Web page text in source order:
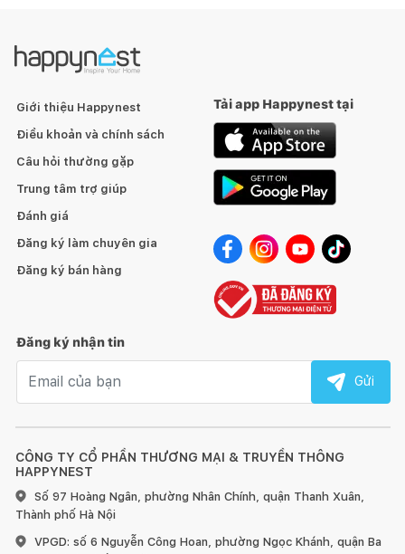
CÔNG TY CỔ PHẦN THƯƠNG MẠI & TRUYỀN THÔNG
HAPPYNEST
Số 97 Hoàng Ngân, phường Nhân Chính, quận Thanh Xuân,
Thành phố Hà Nội
VPGD: số 6 Nguyễn Công Hoan, phường Ngọc Khánh, quận Ba
Giới thiệu Happynest
Điều khoản và chính sách
Câu hỏi thường gặp
Trung tâm trợ giúp
Đánh giá
Đăng ký làm chuyên gia
Đăng ký bán hàng
Tải app Happynest tại
Đăng ký nhận tin
Gửi